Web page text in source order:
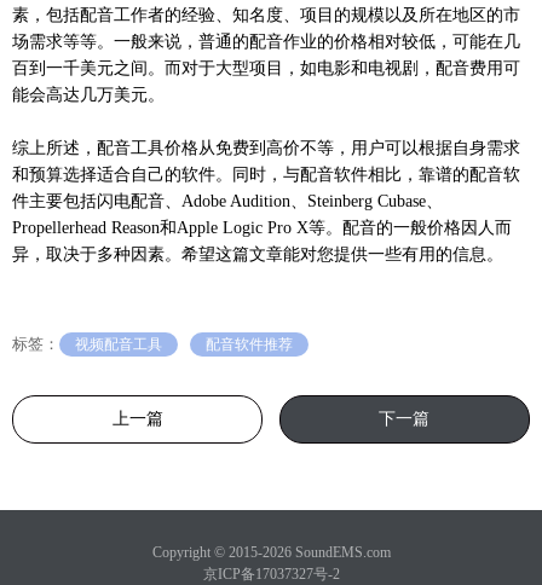
素，包括配音工作者的经验、知名度、项目的规模以及所在地区的市
场需求等等。一般来说，普通的配音作业的价格相对较低，可能在几
百到一千美元之间。而对于大型项目，如电影和电视剧，配音费用可
能会高达几万美元。
综上所述，配音工具价格从免费到高价不等，用户可以根据自身需求
和预算选择适合自己的软件。同时，与配音软件相比，靠谱的配音软
件主要包括闪电配音、Adobe Audition、Steinberg Cubase、
Propellerhead Reason和Apple Logic Pro X等。配音的一般价格因人而
异，取决于多种因素。希望这篇文章能对您提供一些有用的信息。
标签： 视频配音工具 配音软件推荐
上一篇 下一篇
Copyright © 2015-2026 SoundEMS.com
京ICP备17037327号-2